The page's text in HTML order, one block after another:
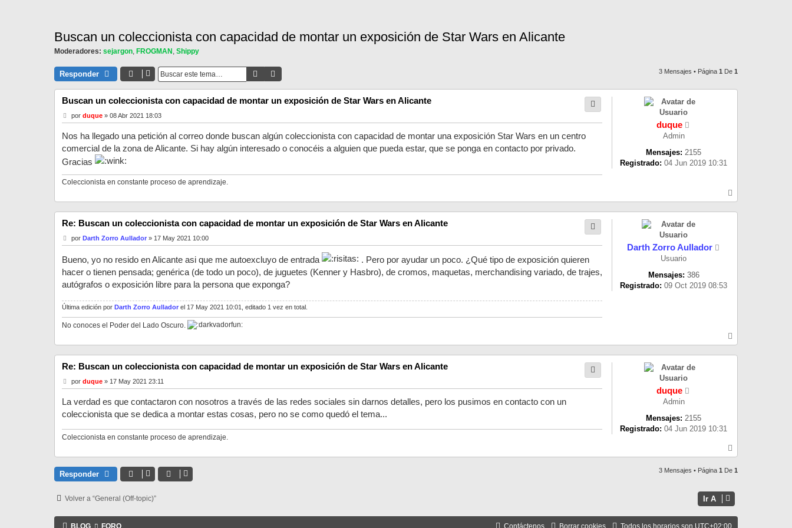
Buscan un coleccionista con capacidad de montar un exposición de Star Wars en Alicante
Moderadores: sejargon, FROGMAN , Shippy
Responder Buscar 3 Mensajes • Página 1 De 1
duque
Admin
Mensajes: 2155
Registrado: 04 Jun 2019 10:31
Buscan un coleccionista con capacidad de montar un exposición de Star Wars en Alicante
M
e
s
a
j
e
por duque» 08 Abr 2021 18:03
Nos ha llegado una petición al correo donde buscan algún coleccionista con capacidad de montar una exposición Star Wars en un centro
comercial de la zona de Alicante. Si hay algún interesado o conocéis a alguien que pueda estar, que se ponga en contacto por privado.
Gracias
Coleccionista en constante proceso de aprendizaje.
r
Darth Zorro Aullador
Usuario
Mensajes: 386
Registrado: 09 Oct 2019 08:53
Re: Buscan un coleccionista con capacidad de montar un exposición de Star Wars en Alicante
M
e
s
j
e
por Darth Zorro Aullador» 17 May 2021 10:00
Bueno, yo no resido en Alicante asi que me autoexcluyo de entrada
. Pero por ayudar un poco. ¿Qué tipo de exposición quieren
hacer o tienen pensada; genérica (de todo un poco), de juguetes (Kenner y Hasbro), de cromos, maquetas, merchandising variado, de trajes,
autógrafos o exposición libre para la persona que exponga?
Última edición por Darth Zorro Aullador el 17 May 2021 10:01, editado 1 vez en total.
No conoces el Poder del Lado Oscuro.
r
duque
Admin
Mensajes: 2155
Registrado: 04 Jun 2019 10:31
Re: Buscan un coleccionista con capacidad de montar un exposición de Star Wars en Alicante
M
e
s
a
j
por duque» 17 May 2021 23:11
La verdad es que contactaron con nosotros a través de las redes sociales sin darnos detalles, pero los pusimos en contacto con un
coleccionista que se dedica a montar estas cosas, pero no se como quedó el tema...
Coleccionista en constante proceso de aprendizaje.
r
i
Responder 3 Mensajes • Página 1 De 1
Volver a “General (Off-topic)” Ir A
BLOG FORO Todos los horarios son UTC+02:00
Borrar cookies
Contáctenos